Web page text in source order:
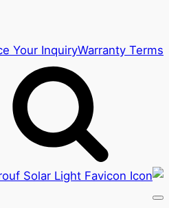
Your InquiryWarranty Terms